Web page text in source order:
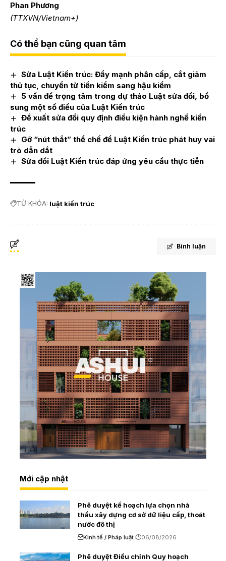
Phan Phương
(TTXVN/Vietnam+)
Có thể bạn cũng quan tâm
Sửa Luật Kiến trúc: Đẩy mạnh phân cấp, cắt giảm
thủ tục, chuyển từ tiền kiểm sang hậu kiểm
5 vấn đề trọng tâm trong dự thảo Luật sửa đổi, bổ
sung một số điều của Luật Kiến trúc
Đề xuất sửa đổi quy định điều kiện hành nghề kiến
trúc
Gỡ “nút thắt” thể chế để Luật Kiến trúc phát huy vai
trò dẫn dắt
Sửa đổi Luật Kiến trúc đáp ứng yêu cầu thực tiễn
TỪ KHÓA: luật kiến trúc
Bình luận
Mới cập nhật
Phê duyệt kế hoạch lựa chọn nhà
thầu xây dựng cơ sở dữ liệu cấp, thoát
nước đô thị
Kinh tế / Pháp luật 06/08/2026
Phê duyệt Điều chỉnh Quy hoạch